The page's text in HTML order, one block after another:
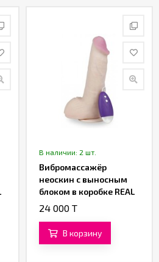
В наличии: 2 шт.
Вибромассажёр
неоскин с выносным
блоком в коробке REAL
Next № 27 (17,5 см)
24 000 T
В корзину